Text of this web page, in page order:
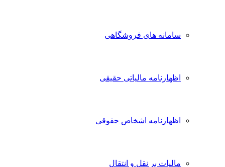
سامانه های فروشگاهی
اظهارنامه مالیاتی حقیقی
اظهارنامه اشخاص حقوقی
مالیات بر نقل و انتقال